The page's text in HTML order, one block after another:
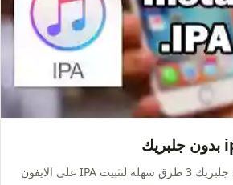
تثبيت تطبيقات ipa بدون جلبريك 3 طرق سهلة لتثبيت IPA على الايفون